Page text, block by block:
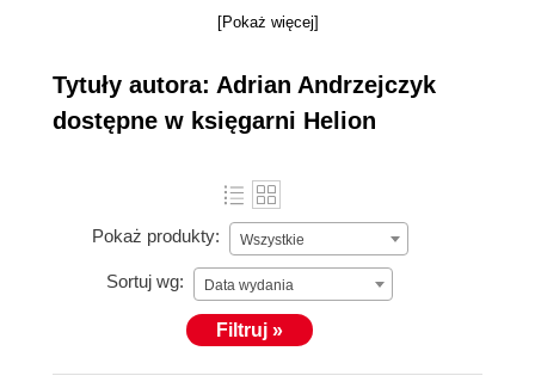
Performance Marketing Management na YouTube.
[Pokaż więcej]
Tytuły autora: Adrian Andrzejczyk
dostępne w księgarni Helion
Pokaż produkty: Wszystkie
Sortuj wg: Data wydania
Filtruj »